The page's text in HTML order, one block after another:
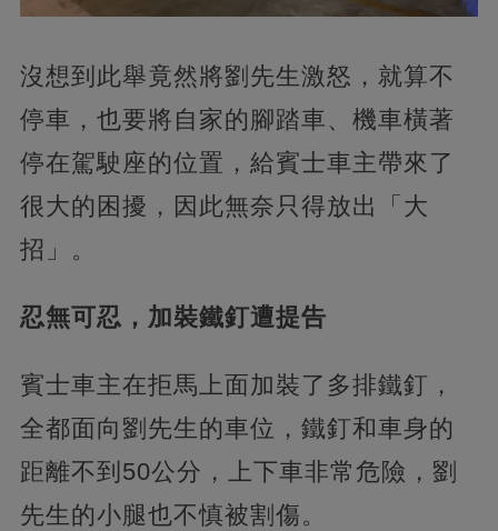
沒想到此舉竟然將劉先生激怒，就算不
停車，也要將自家的腳踏車、機車橫著
停在駕駛座的位置，給賓士車主帶來了
很大的困擾，因此無奈只得放出「大
招」。
忍無可忍，加裝鐵釘遭提告
賓士車主在拒馬上面加裝了多排鐵釘，
全都面向劉先生的車位，鐵釘和車身的
距離不到50公分，上下車非常危險，劉
先生的小腿也不慎被割傷。